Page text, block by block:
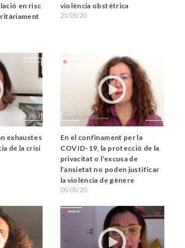
en risc
violència obstètrica
21/05/20
exhaustes
de la crisi
En el confinament per la
COVID-19, la protecció de la
privacitat o l’excusa de
l’ansietat no poden justificar
la violència de gènere
05/05/20